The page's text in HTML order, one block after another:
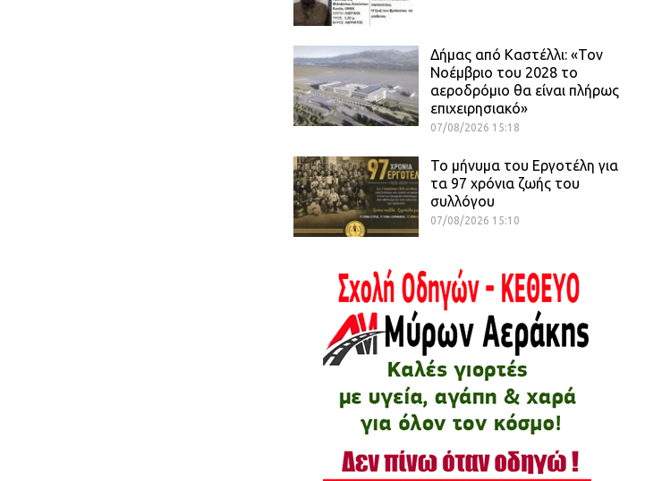
Δήμας από Καστέλλι: «Τον
Νοέμβριο του 2028 το
αεροδρόμιο θα είναι πλήρως
επιχειρησιακό»
07/08/2026 15:18
Το μήνυμα του Εργοτέλη για
τα 97 χρόνια ζωής του
συλλόγου
07/08/2026 15:10